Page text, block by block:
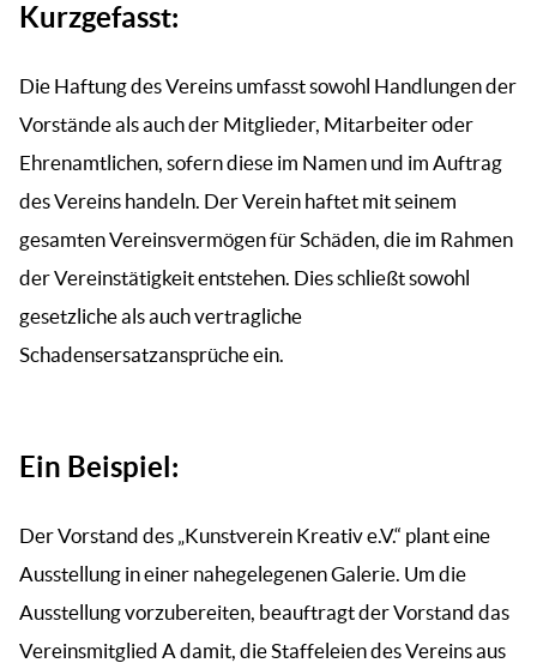
Kurzgefasst:
Die Haftung des Vereins umfasst sowohl Handlungen der
Vorstände als auch der Mitglieder, Mitarbeiter oder
Ehrenamtlichen, sofern diese im Namen und im Auftrag
des Vereins handeln. Der Verein haftet mit seinem
gesamten Vereinsvermögen für Schäden, die im Rahmen
der Vereinstätigkeit entstehen. Dies schließt sowohl
gesetzliche als auch vertragliche
Schadensersatzansprüche ein.
Ein Beispiel:
Der Vorstand des „Kunstverein Kreativ e.V.“ plant eine
Ausstellung in einer nahegelegenen Galerie. Um die
Ausstellung vorzubereiten, beauftragt der Vorstand das
Vereinsmitglied A damit, die Staffeleien des Vereins aus